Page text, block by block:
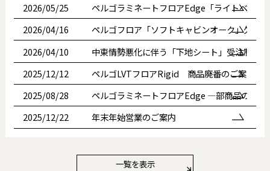
2026/05/25
ペルゴラミネートフロアEdge「ライトベー
2026/04/16
ペルゴフロア「ソフトキャビンオーク」欠品
2026/04/10
中東情勢悪化に伴う「下地シート」受注制限
2025/12/12
ペルゴLVTフロアRigid 商品廃番のご案内
2025/08/28
ペルゴラミネートフロアEdge —部商品の欠品
2025/12/22
年末年始営業のご案内
一覧を表示